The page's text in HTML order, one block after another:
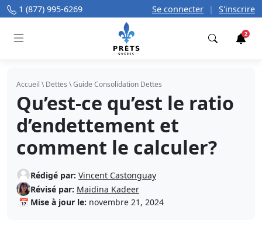
1 (877) 995-6269 Se connecter | S'inscrire
2
Accueil \Dettes \Guide Consolidation Dettes
Qu’est-ce qu’est le ratio
d’endettement et
comment le calculer?
Rédigé par: Vincent Castonguay
Révisé par: Maidina Kadeer
📅 Mise à jour le: novembre 21, 2024